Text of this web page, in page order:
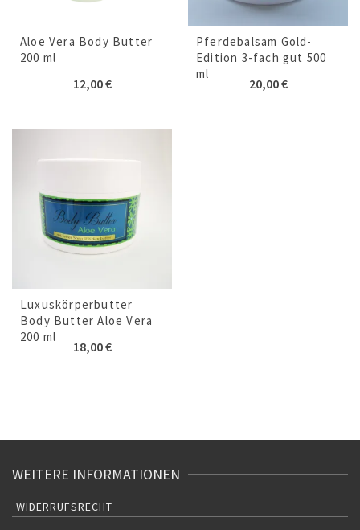
Aloe Vera Body Butter
200 ml
12,00€
Pferdebalsam Gold-
Edition 3-fach gut 500
ml
20,00€
Luxuskörperbutter
Body Butter Aloe Vera
200 ml
18,00€
WEITERE INFORMATIONEN
WIDERRUFSRECHT